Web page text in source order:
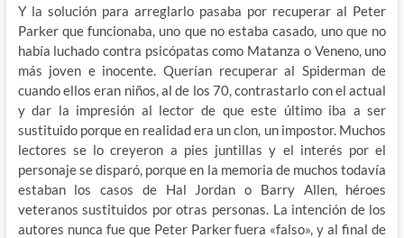
Y la solución para arreglarlo pasaba por recuperar al Peter
Parker que funcionaba, uno que noestaba casado, uno que no
había luchado contra psicópatas como Matanza o Veneno, uno
más joven e inocente. Querían recuperar al Spiderman de
cuando ellos eran niños, al de los 70, contrastarlo con el actual
y dar la impresión al lector de que este último iba a ser
sustituido porque en realidad era un clon, un impostor. Muchos
lectores se lo creyeron a pies juntillas y el interés por el
personaje se disparó, porque en la memoria de muchos todavía
estaban los casos de Hal Jordan o Barry Allen, héroes
veteranos sustituidos por otras personas. La intención de los
autores nunca fue que Peter Parker fuera «falso», y al final de